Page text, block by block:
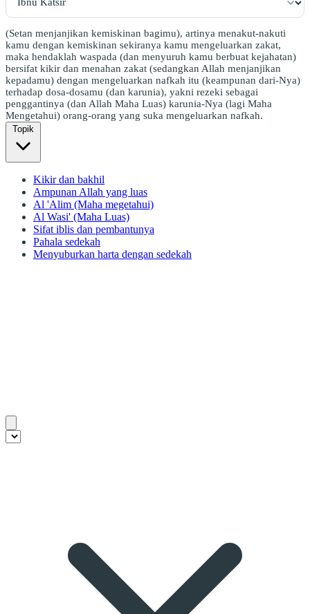
(Setan menjanjikan kemiskinan bagimu), artinya menakut-nakuti
kamu dengan kemiskinan sekiranya kamu mengeluarkan zakat,
maka hendaklah waspada (dan menyuruh kamu berbuat kejahatan)
bersifat kikir dan menahan zakat (sedangkan Allah menjanjikan
kepadamu) dengan mengeluarkan nafkah itu (keampunan dari-Nya)
terhadap dosa-dosamu (dan karunia), yakni rezeki sebagai
penggantinya (dan Allah Maha Luas) karunia-Nya (lagi Maha
Mengetahui) orang-orang yang suka mengeluarkan nafkah.
Topik
Kikir dan bakhil
Ampunan Allah yang luas
Al 'Alim (Maha megetahui)
Al Wasi' (Maha Luas)
Sifat iblis dan pembantunya
Pahala sedekah
Menyuburkan harta dengan sedekah